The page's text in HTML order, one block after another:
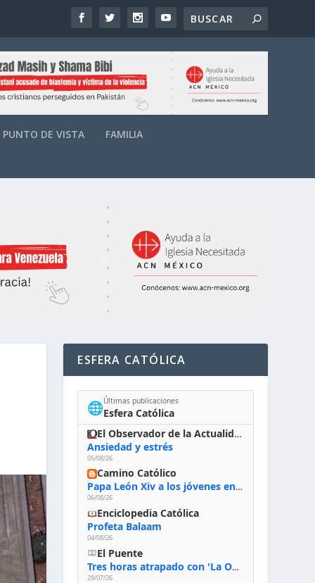
PUNTO DE VISTA FAMILIA
ESFERA CATÓLICA
🌐Últimas publicaciones
Esfera Católica
El Observador de la Actualidad
Ansiedad y estrés
05/08/26
Camino Católico
Papa León Xiv a los jóvenes en Asís, 6-8-2026: «De san Francisco aprendan la radicalidad evangélica: no los vuelve ciegos ni violentos, sino sensibles, atentos, siempre en el seguimiento de Jesús, humildes y acogiendo a todos»
06/08/26
Enciclopedia Católica
Profeta Balaam
04/08/26
El Puente
Tres horas atrapado con 'La Odisea' de Nolan
28/07/26